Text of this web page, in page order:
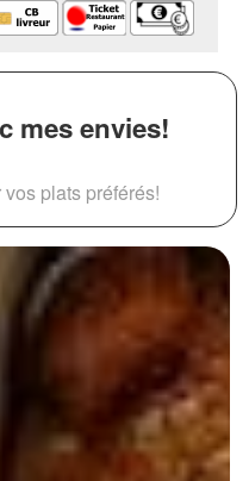
mes envies!
plats préférés!